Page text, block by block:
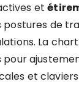
et
postures de
La
et